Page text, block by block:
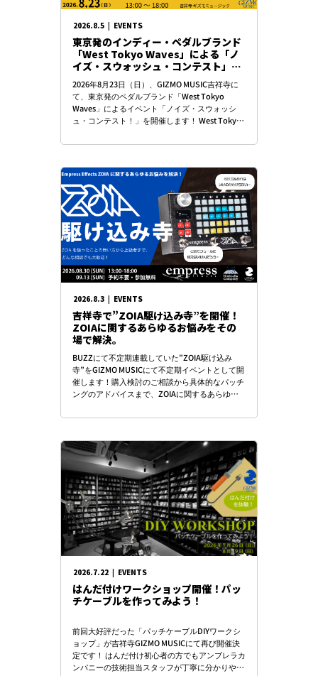
2026.8.5 | EVENTS
東京発のインディー・ペダルブランド
「West Tokyo Waves」による「ノ
イズ・スウォッシュ・コンテスト」開
催！
2026年8月23日（日）、GIZMO MUSIC吉祥寺に
て、東京発のペダルブランド「West Tokyo
Waves」によるイベント「ノイズ・スウォッシ
ュ・コンテスト！」を開催します！ West Tokyo
2026.8.3 | EVENTS
吉祥寺で”ZOIA駆け込み寺”を開催！
ZOIAに関するあらゆるお悩みをその
場で解決。
BUZZにて不定期連載していた”ZOIA駆け込み
寺”をGIZMO MUSICにて不定期イベントとして開
催します！購入検討のご相談から具体的なパッチ
ングのアドバイスまで、ZOIAに関するあらゆる
2026.7.22 | EVENTS
はんだ付けワークショップ開催！パッ
チケーブルを作ってみよう！
前回大好評だった「パッチケーブルDIYワークシ
ョップ」が吉祥寺GIZMO MUSICにて再び開催決
定です！ はんだ付け初心者の方でもアンブレラカ
ンパニーの技術担当スタッフが丁寧に分かりやす